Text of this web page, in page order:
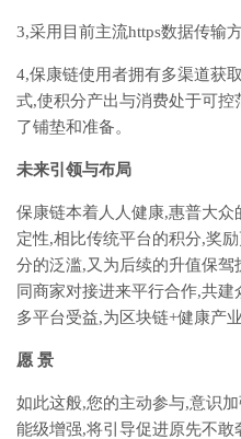
3,采用目前主流https数据传输方
4,保康链使用者拥有多渠道获
式,使积分产出与消费处于可
了铺垫和准备。
未来引领与布局
保康链本着人人健康,惠普大
定性,相比传统平台的积分,奖
分的泛滥,又为后续的升值保
同商家对接进来平行合作,共
多平台受益,为区块链+健康产
愿 景
如此这般,您的主动参与,意识
能级增强,将引导促进原先不敢